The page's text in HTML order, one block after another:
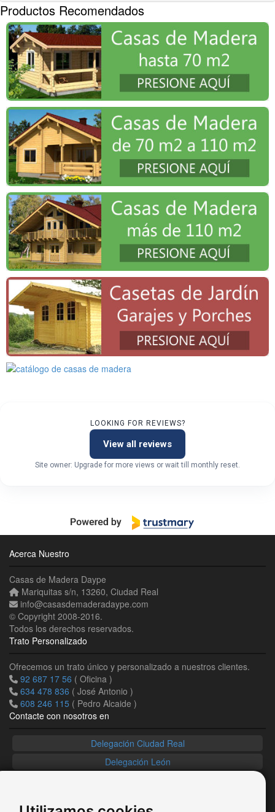
Productos Recomendados
LOOKING FOR REVIEWS?
View all reviews
Site owner: Upgrade for more views or wait till monthly reset.
Acerca Nuestro
Casas de Madera Daype
Mariquitas s/n, 13260, Ciudad Real
info@casasdemaderadaype.com
© Copyright 2008-2016.
Todos los derechos reservados.
Trato Personalizado
Ofrecemos un trato único y personalizado a nuestros clientes.
92 687 17 56 ( Oficina )
634 478 836 ( José Antonio )
608 246 115 ( Pedro Alcaide )
Contacte con nosotros en
Delegación Ciudad Real
Delegación León